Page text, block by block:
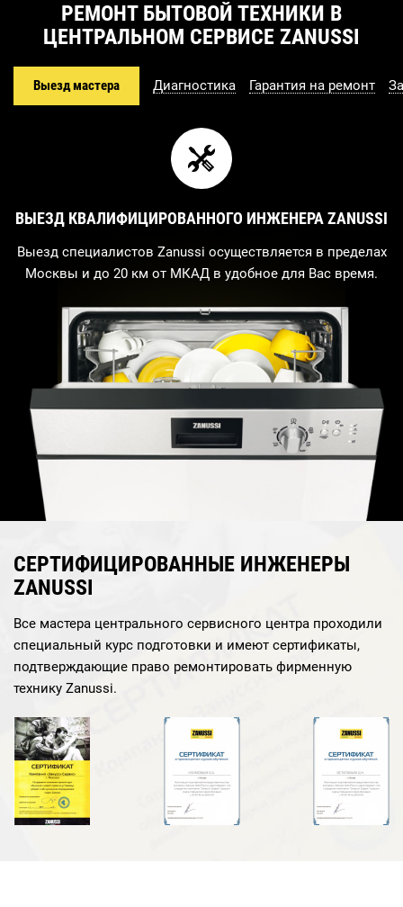
РЕМОНТ БЫТОВОЙ ТЕХНИКИ В
ЦЕНТРАЛЬНОМ СЕРВИСЕ ZANUSSI
Выезд мастера Диагностика Гарантия на ремонт
ВЫЕЗД КВАЛИФИЦИРОВАННОГО ИНЖЕНЕРА ZANUSSI
Выезд специалистов Zanussi осуществляется в пределах
Москвы и до 20 км от МКАД в удобное для Вас время.
СЕРТИФИЦИРОВАННЫЕ ИНЖЕНЕРЫ
ZANUSSI
Все мастера центрального сервисного центра проходили
специальный курс подготовки и имеют сертификаты,
подтверждающие право ремонтировать фирменную
технику Zanussi.